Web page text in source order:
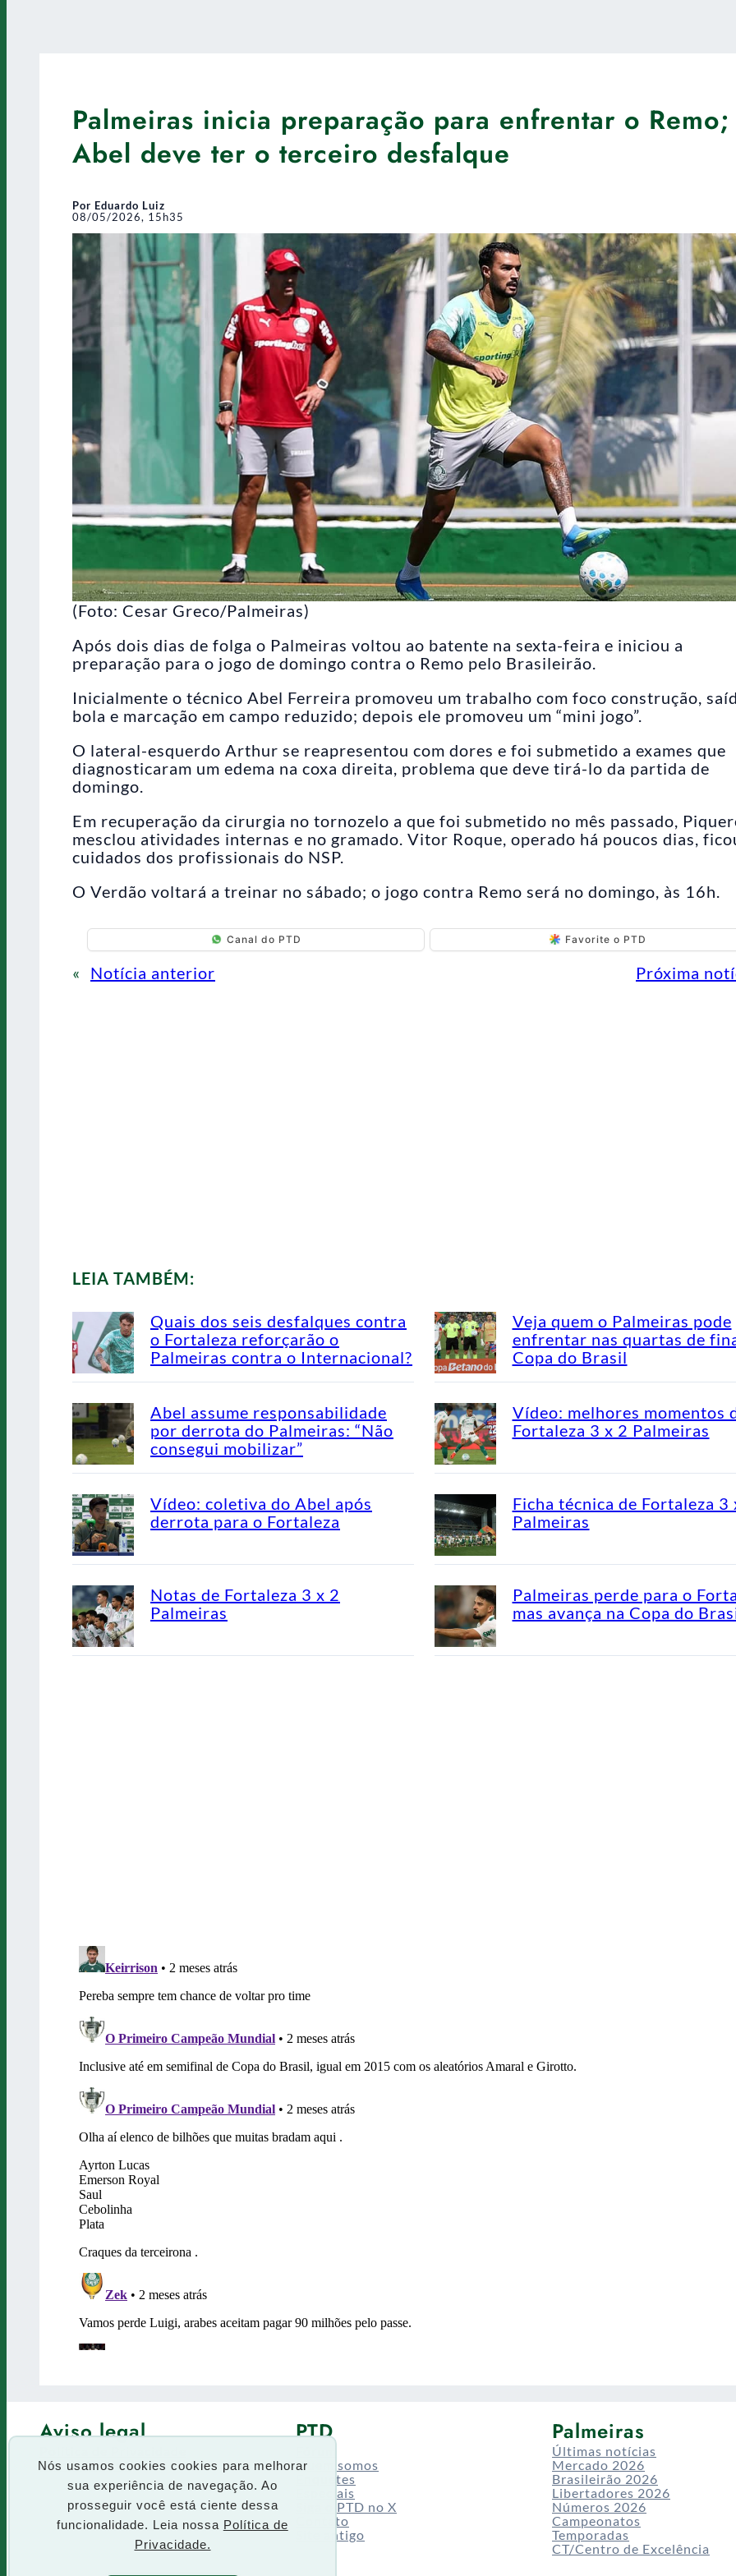
Nós usamos cookies cookies para melhorar
sua experiência de navegação. Ao
prosseguir você está ciente dessa
funcionalidade. Leia nossa Política de
Privacidade.
Palmeiras inicia preparação para enfrentar o Remo;
Abel deve ter o terceiro desfalque
Por Eduardo Luiz
08/05/2026, 15h35
(Foto: Cesar Greco/Palmeiras)
Após dois dias de folga o Palmeiras voltou ao batente na sexta-feira e iniciou a
preparação para o jogo de domingo contra o Remo pelo Brasileirão.
Inicialmente o técnico Abel Ferreira promoveu um trabalho com foco construção,
bola e marcação em campo reduzido; depois ele promoveu um “mini jogo”.
O lateral-esquerdo Arthur se reapresentou com dores e foi submetido a exames que
diagnosticaram um edema na coxa direita, problema que deve tirá-lo da partida de
domingo.
Em recuperação da cirurgia no tornozelo a que foi submetido no mês passado,
mesclou atividades internas e no gramado. Vitor Roque, operado há poucos dias,
cuidados dos profissionais do NSP.
O Verdão voltará a treinar no sábado; o jogo contra Remo será no domingo, às 16h.
Canal do PTD Favorite o PTD
« Notícia anterior Próxima
LEIA TAMBÉM:
Quais dos seis desfalques contra
o Fortaleza reforçarão o
Palmeiras contra o Internacional?
Veja quem o Palmeiras pode
enfrentar nas quartas de
Copa do Brasil
Abel assume responsabilidade
por derrota do Palmeiras: “Não
consegui mobilizar”
Vídeo: melhores momentos
Fortaleza 3 x 2 Palmeiras
Vídeo: coletiva do Abel após
derrota para o Fortaleza
Ficha técnica de Fortaleza 3
Palmeiras
Notas de Fortaleza 3 x 2
Palmeiras
Palmeiras perde para o
mas avança na Copa do
Aviso legal
Termos de uso
PTD
Quem somos
Enquetes
Especiais
Siga o PTD no X
Contato
Site antigo
Palmeiras
Últimas notícias
Mercado 2026
Brasileirão 2026
Libertadores 2026
Números 2026
Campeonatos
Temporadas
CT/Centro de Excelência